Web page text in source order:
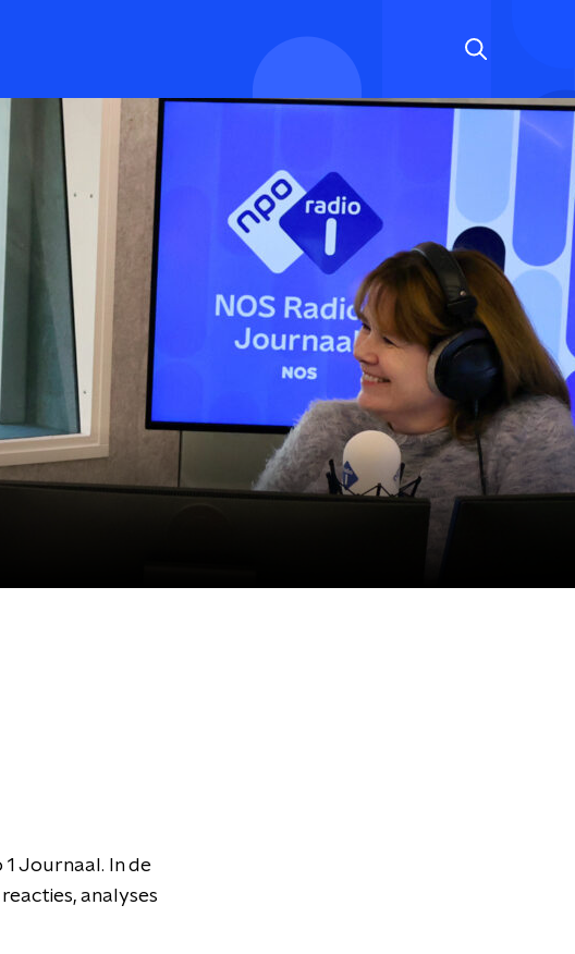
Journaal. In de
analyses